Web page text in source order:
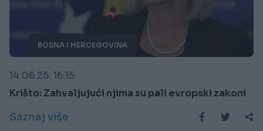
BOSNA I HERCEGOVINA
14.06.25. 16:15
Krišto: Zahvaljujući njima su pali evropski zakoni
Saznaj više